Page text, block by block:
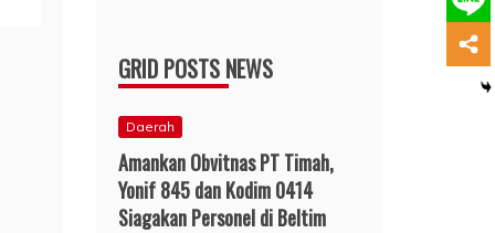
GRID POSTS NEWS
Daerah
Amankan Obvitnas PT Timah,
Yonif 845 dan Kodim 0414
Siagakan Personel di Beltim